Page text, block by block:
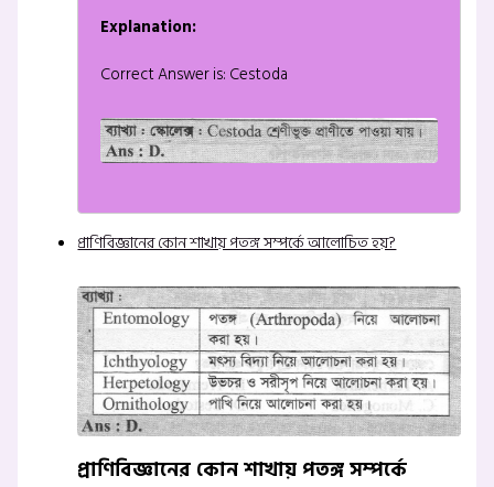
Explanation:
Correct Answer is: Cestoda
প্রাণিবিজ্ঞানের কোন শাখায় পতঙ্গ সম্পর্কে আলোচিত হয়?
প্রাণিবিজ্ঞানের কোন শাখায় পতঙ্গ সম্পর্কে